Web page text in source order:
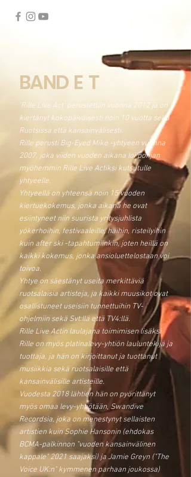
BAND E T
'Rille Live Act' perustettiin vuonna 2012 ja on
kiertänyt kokopäiväisesti noin 10 vuotta sekä
Ruotsissa että kansainvälisesti.
Rille perusti Big-Eyed Mike -yhtyeen vuonna
2007, joka viiden vuoden aikana loi pohjan
myöhemmin Rille Live Actiksi kutsutulle
yhtyeelle.
Yhtyeellä on yhteensä noin 15 vuoden
kiertuekokemus, jonka aikana he ovat
esiintyneet niin suurista yritysjuhlista
yökerhoihin, festivaaleille, häihin, risteilyihin
kuin after ski -tapahtumiinkin, joten heillä on
kaikki kokemus, jonka ansioluettelostaan voi
toivoa.
Yhtye on säestänyt useita merkittäviä
ruotsalaisia artisteja, ja kaikki muusikot ovat
osallistuneet useisiin tunnettuihin TV-
ohjelmiin sekä Svt:llä että TV4:llä.
Rille Live Actin laulajana toimimisen lisäksi
Rille on myös platinalevy-yhtiön lauluntekijä ja
tuottaja, ja hän on kirjoittanut ja tuottanut
musiikkia sekä ruotsalaisille että
kansainvälisille artisteille.
Vuodesta 2018 lähtien hän on pyörittänyt
myös omaa levy-yhtiötään, Swandive
Recordsia, joka on menestynyt sellaisten
artistien kuin Sophie Hansonin (ehdokas
BCMA-palkinnon "vuoden kansainvälinen
kappale" 2021 saajaksi) ja Jamie Greyn ("The
Voice UK:n" kymmenen parhaan joukossa)